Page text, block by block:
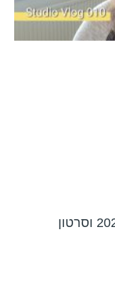
Studio Vlog 010 – סיכום שנת 2020 וסרטון